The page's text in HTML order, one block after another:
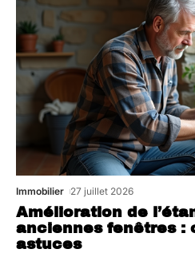
Amélioration de
anciennes fenêtres :
astuces
Immobilier 27 juillet 2026